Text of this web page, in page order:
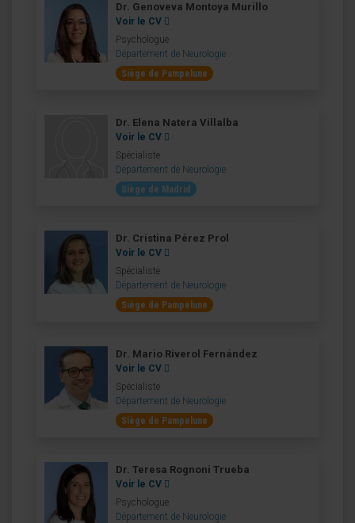
Dr. Genoveva Montoya Murillo
Voir le CV
Psychologue
Département de Neurologie
Siège de Pampelune
Dr. Elena Natera Villalba
Voir le CV
Spécialiste
Département de Neurologie
Siège de Madrid
Dr. Cristina Pérez Prol
Voir le CV
Spécialiste
Département de Neurologie
Siège de Pampelune
Dr. Mario Riverol Fernández
Voir le CV
Spécialiste
Département de Neurologie
Siège de Pampelune
Dr. Teresa Rognoni Trueba
Voir le CV
Psychologue
Département de Neurologie